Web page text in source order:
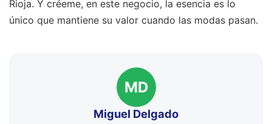
Rioja. Y créeme, en este negocio, la esencia es lo
único que mantiene su valor cuando las modas pasan.
MD
Miguel Delgado